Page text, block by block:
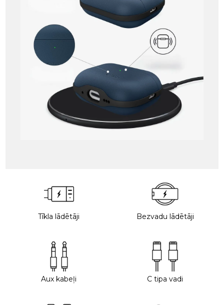
Tīkla lādētāji Bezvadu lādētāji
Aux kabeļi C tipa vadi